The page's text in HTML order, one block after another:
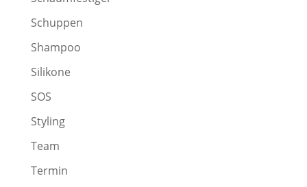
Schuppen
Shampoo
Silikone
SOS
Styling
Team
Termin